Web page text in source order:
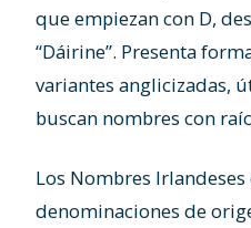
que empiezan con D,
“Dáirine”. Presenta
variantes anglicizadas,
buscan nombres con
Los Nombres
denominaciones de